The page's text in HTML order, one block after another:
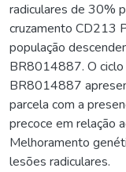
radiculares de 30%
cruzamento CD213
população
BR8014887. O
BR8014887
parcela com a
precoce em relação
Melhoramento
lesões radiculares.